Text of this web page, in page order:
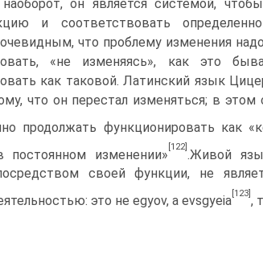
он яв­ляется системой,
и соот­ветствовать
что проблему изменения
«не изменя­ясь», как это
как таковой. Латинский язык
что он перестал изменяться; в
продолжать функционировать как
постоянном изменении»
[122]
.Живой
своей функции, не
это не egyov, a evsgyeia
[123]
,